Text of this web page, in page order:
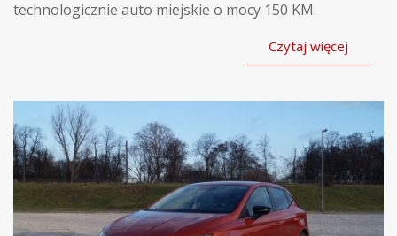
technologicznie auto miejskie o mocy 150 KM.
Czytaj więcej